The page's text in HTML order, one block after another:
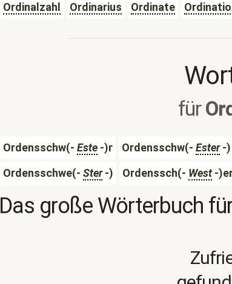
Ordinalzahl
Ordinarius Ordinate
für
Ordensschw(- Este-)r Ordensschw(- Ester-)
Ordensschwe(- Ster-) Ordenssch(- West-
Das große Wörterbuch